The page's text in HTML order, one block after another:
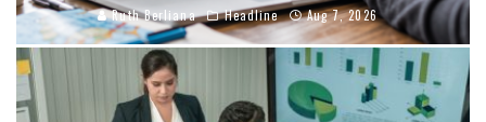
Ruth Berliana Headline Aug 7, 2026